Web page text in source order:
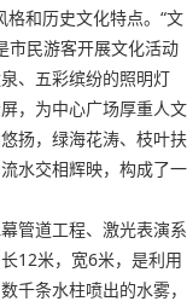
格和历史文化特点。“文
市民游客开展文化活动
、五彩缤纷的照明灯
，为中心广场厚重人文
扬，绿海花涛、枝叶扶
水交相辉映，构成了一
管道工程、激光表演系
12米，宽6米，是利用
千条水柱喷出的水雾，